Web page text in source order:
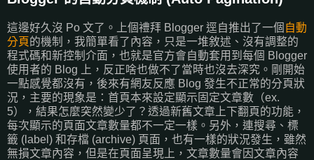
這邊好久沒 Po 文了。上個禮拜 Blogger 逕自推出了一個 自動
分頁的機制，我簡單看了內容，只是一堆敘述、沒有調整的
程式碼和新控制介面，也就是官方會自動套用到每個 Blogger
使用者的 Blog 上，反正啥也做不了當時也沒去深究。剛開始
一點感覺都沒有，後來有網友反應 Blog 發生不正常的分頁狀
況，主要的現象是：首頁本來設定顯示固定文章數（ex.
5），結果怎麼突然變少了？透過新舊文章上下翻頁的功能，
每次顯示的頁面文章數量都不一定一樣。另外，連搜尋、標
籤 (label) 和存檔 (archive) 頁面，也有一樣的狀況發生，雖然
無損文章內容，但是在頁面呈現上，文章數量會因文章內容